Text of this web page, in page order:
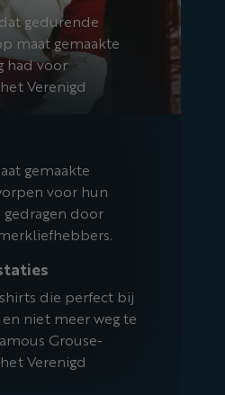
gedurende
maat gemaakte
had voor
Verenigd
gemaakte
voor hun
door
die perfect bij
niet meer weg te
Grouse-
Verenigd